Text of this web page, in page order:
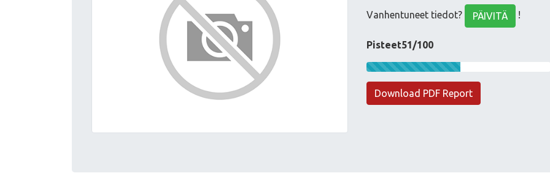
Vanhentuneet tiedot? PÄIVITÄ !
Pisteet51/100
Download PDF Report